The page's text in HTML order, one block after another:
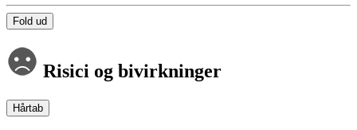
Fold ud
Risici og bivirkninger
Hårtab